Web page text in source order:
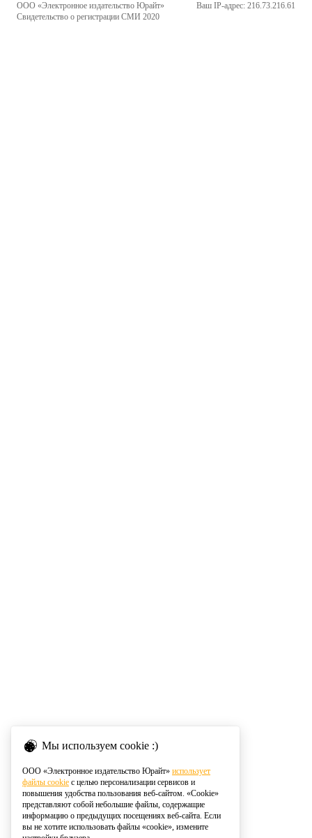
Мы используем cookie :)
ООО «Электронное издательство Юрайт» использует
файлы cookie с целью персонализации сервисов и
повышения удобства пользования веб-сайтом. «Cookie»
представляют собой небольшие файлы, содержащие
информацию о предыдущих посещениях веб-сайта. Если
вы не хотите использовать файлы «cookie», измените
ООО «Электронное издательство Юрайт»
Свидетельство о регистрации СМИ 2020
Ваш IP-адрес: 216.73.216.61